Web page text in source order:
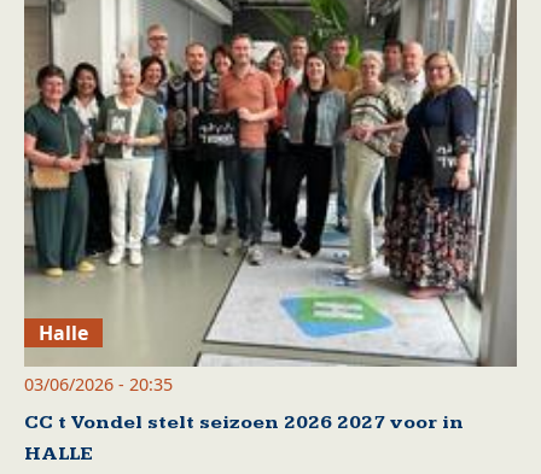
Halle
03/06/2026 - 20:35
CC t Vondel stelt seizoen 2026 2027 voor in
HALLE